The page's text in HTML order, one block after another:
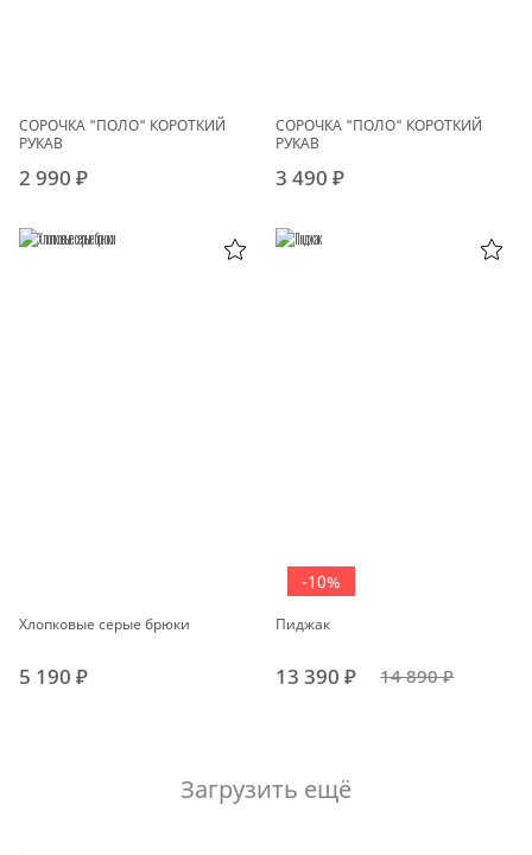
СОРОЧКА "ПОЛО" КОРОТКИЙ
РУКАВ
2 990 ₽
СОРОЧКА "ПОЛО" КОРОТКИЙ
РУКАВ
3 490 ₽
Хлопковые серые брюки
5 190 ₽
-10%
Пиджак
13 390 ₽ 14 890 ₽
Загрузить ещё